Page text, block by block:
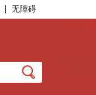
无障碍